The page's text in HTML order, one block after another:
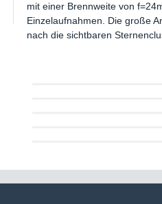
mit einer Brennweite von
Einzelaufnahmen. Die große
nach die sichtbaren